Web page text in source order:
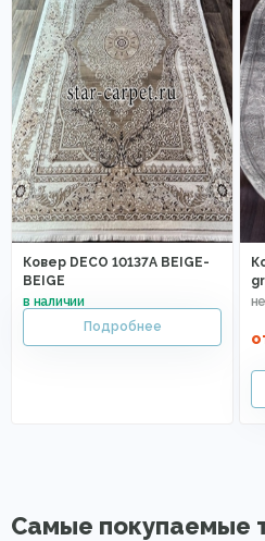
Ковер DECO 10137A BEIGE-
BEIGE
Самые покупаемые